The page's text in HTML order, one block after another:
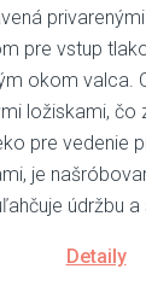
pre vstup
okom valca.
ložiskami, čo
pre vedenie
je
údržbu a
Detaily